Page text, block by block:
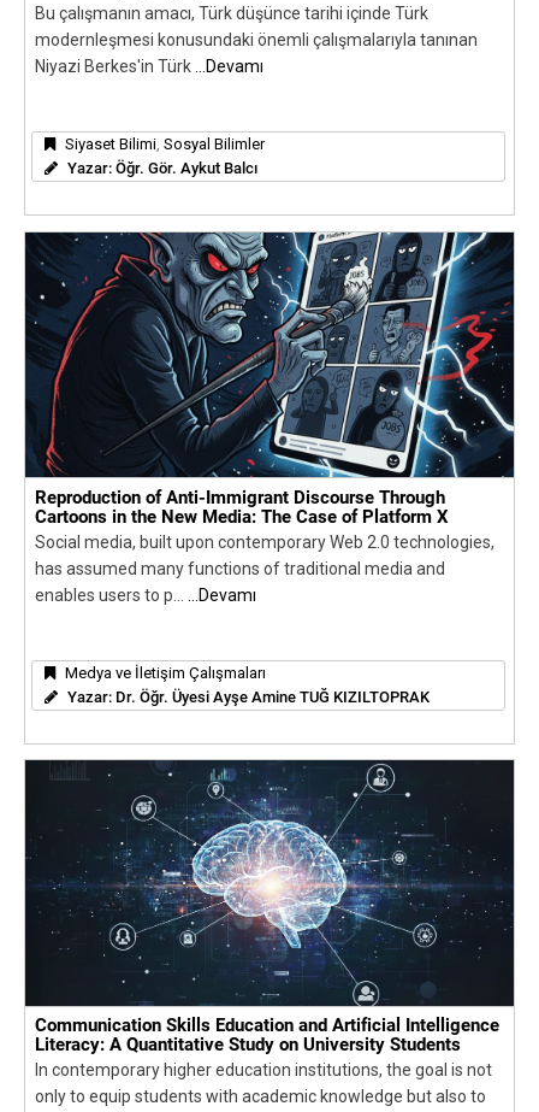
Bu çalışmanın amacı, Türk düşünce tarihi içinde Türk
modernleşmesi konusundaki önemli çalışmalarıyla tanınan
Niyazi Berkes'in Türk
...Devamı
Siyaset Bilimi, Sosyal Bilimler
Yazar: Öğr. Gör. Aykut Balcı
Reproduction of Anti-Immigrant Discourse Through
Cartoons in the New Media: The Case of Platform X
Social media, built upon contemporary Web 2.0 technologies,
has assumed many functions of traditional media and
enables users to p...
...Devamı
Medya ve İletişim Çalışmaları
Yazar: Dr. Öğr. Üyesi Ayşe Amine TUĞ KIZILTOPRAK
Communication Skills Education and Artificial Intelligence
Literacy: A Quantitative Study on University Students
In contemporary higher education institutions, the goal is not
only to equip students with academic knowledge but also to